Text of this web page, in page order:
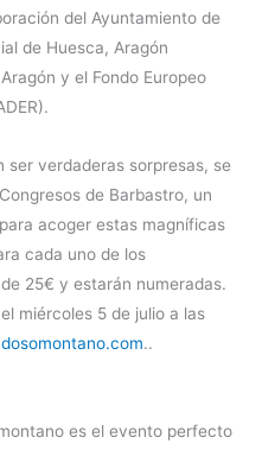
del Ayuntamiento de
de Huesca, Aragón
y el Fondo Europeo
verdaderas sorpresas, se
de Barbastro, un
acoger estas magníficas
cada uno de los
25€ y estarán numeradas.
miércoles 5 de julio a las
..
es el evento perfecto